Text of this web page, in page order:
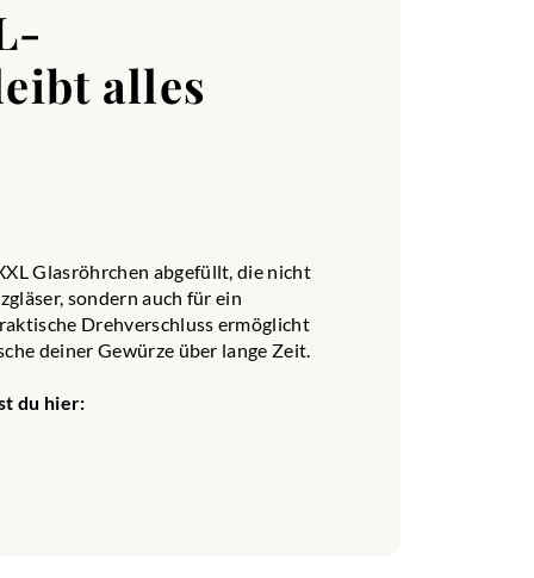
alles
Glasröhrchen abgefüllt, die nicht
sondern auch für ein
Drehverschluss ermöglicht
deiner Gewürze über lange Zeit.
du hier: